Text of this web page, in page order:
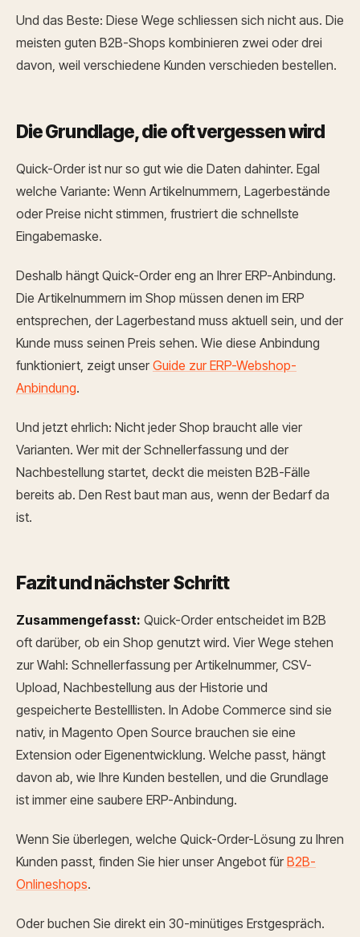
Und das Beste: Diese Wege schliessen sich nicht aus. Die
meisten guten B2B-Shops kombinieren zwei oder drei
davon, weil verschiedene Kunden verschieden bestellen.
Die Grundlage, die oft vergessen wird
Quick-Order ist nur so gut wie die Daten dahinter. Egal
welche Variante: Wenn Artikelnummern, Lagerbestände
oder Preise nicht stimmen, frustriert die schnellste
Eingabemaske.
Deshalb hängt Quick-Order eng an Ihrer ERP-Anbindung.
Die Artikelnummern im Shop müssen denen im ERP
entsprechen, der Lagerbestand muss aktuell sein, und der
Kunde muss seinen Preis sehen. Wie diese Anbindung
funktioniert, zeigt unser Guide zur ERP-Webshop-
Anbindung.
Und jetzt ehrlich: Nicht jeder Shop braucht alle vier
Varianten. Wer mit der Schnellerfassung und der
Nachbestellung startet, deckt die meisten B2B-Fälle
bereits ab. Den Rest baut man aus, wenn der Bedarf da
ist.
Fazit und nächster Schritt
Zusammengefasst: Quick-Order entscheidet im B2B
oft darüber, ob ein Shop genutzt wird. Vier Wege stehen
zur Wahl: Schnellerfassung per Artikelnummer, CSV-
Upload, Nachbestellung aus der Historie und
gespeicherte Bestelllisten. In Adobe Commerce sind sie
nativ, in Magento Open Source brauchen sie eine
Extension oder Eigenentwicklung. Welche passt, hängt
davon ab, wie Ihre Kunden bestellen, und die Grundlage
ist immer eine saubere ERP-Anbindung.
Wenn Sie überlegen, welche Quick-Order-Lösung zu Ihren
Kunden passt, finden Sie hier unser Angebot für B2B-
Onlineshops.
Oder buchen Sie direkt ein 30-minütiges Erstgespräch.